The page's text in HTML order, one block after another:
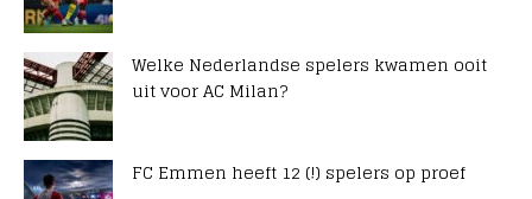
Welke Nederlandse spelers kwamen ooit
uit voor AC Milan?
FC Emmen heeft 12 (!) spelers op proef